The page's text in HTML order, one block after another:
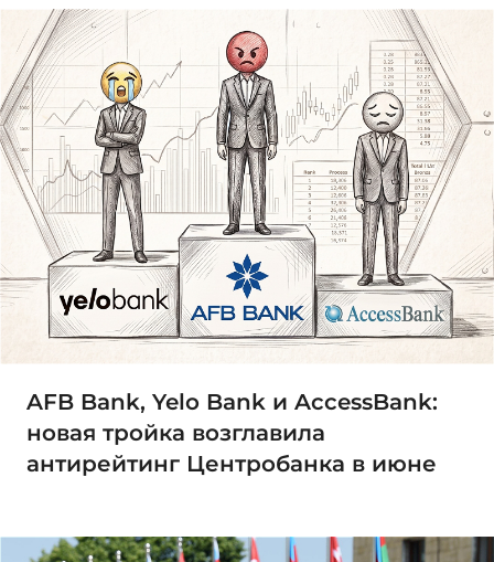
AFB Bank, Yelo Bank и AccessBank:
новая тройка возглавила
антирейтинг Центробанка в июне